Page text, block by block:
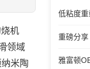
机
领域
米陶